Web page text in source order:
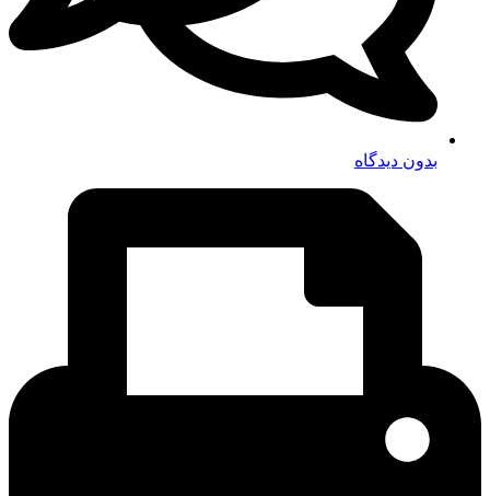
بدون دیدگاه